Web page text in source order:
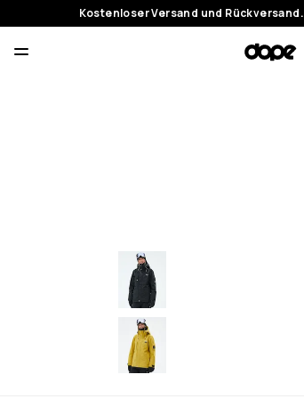
Kostenloser Versand und Rückversand.